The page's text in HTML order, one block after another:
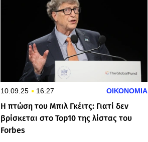
10.09.25 16:27 ΟΙΚΟΝΟΜΙΑ
Η πτώση του Μπιλ Γκέιτς: Γιατί δεν
βρίσκεται στο Top10 της λίστας του
Forbes